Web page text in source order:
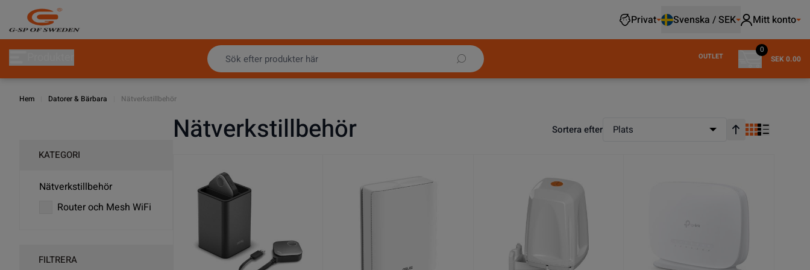
Hoppa till innehållet
Privat
Svenska / SEK Mitt konto
OUTLET
0
SEK 0.00
Hem Datorer & Bärbara Nätverkstillbehör
KATEGORI
Nätverkstillbehör
Router och Mesh WiFi
FILTRERA
Nätverkstillbehör Sortera efter Plats Stigande ordning